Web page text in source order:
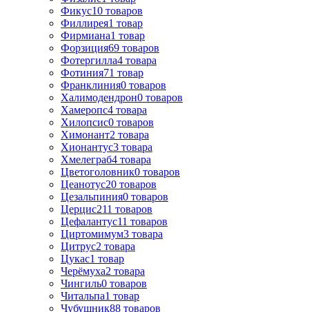
Фикус10 товаров
Филлирея1 товар
Фирмиана1 товар
Форзиция69 товаров
Фотергилла4 товара
Фотиния71 товар
Франклиния0 товаров
Халимодендрон0 товаров
Хамеропс4 товара
Хилопсис0 товаров
Химонант2 товара
Хионантус3 товара
Хмелеграб4 товара
Цветоголовник0 товаров
Цеанотус20 товаров
Цезальпиния0 товаров
Церцис211 товаров
Цефалантус11 товаров
Циртомимум3 товара
Цитрус2 товара
Цукас1 товар
Черёмуха2 товара
Чингиль0 товаров
Читальпа1 товар
Чубушник88 товаров